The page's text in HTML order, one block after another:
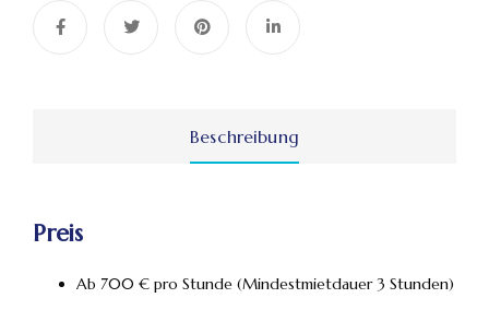
Beschreibung
Preis
Ab 700 € pro Stunde (Mindestmietdauer 3 Stunden)